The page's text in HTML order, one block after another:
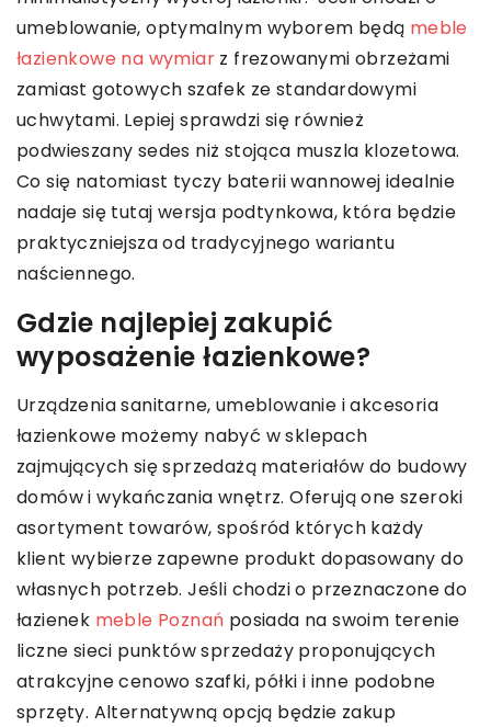
umeblowanie, optymalnym wyborem będą meble
łazienkowe na wymiar z frezowanymi obrzeżami
zamiast gotowych szafek ze standardowymi
uchwytami. Lepiej sprawdzi się również
podwieszany sedes niż stojąca muszla klozetowa.
Co się natomiast tyczy baterii wannowej idealnie
nadaje się tutaj wersja podtynkowa, która będzie
praktyczniejsza od tradycyjnego wariantu
naściennego.
Gdzie najlepiej zakupić
wyposażenie łazienkowe?
Urządzenia sanitarne, umeblowanie i akcesoria
łazienkowe możemy nabyć w sklepach
zajmujących się sprzedażą materiałów do budowy
domów i wykańczania wnętrz. Oferują one szeroki
asortyment towarów, spośród których każdy
klient wybierze zapewne produkt dopasowany do
własnych potrzeb. Jeśli chodzi o przeznaczone do
łazienek meble Poznań posiada na swoim terenie
liczne sieci punktów sprzedaży proponujących
atrakcyjne cenowo szafki, półki i inne podobne
sprzęty. Alternatywną opcją będzie zakup